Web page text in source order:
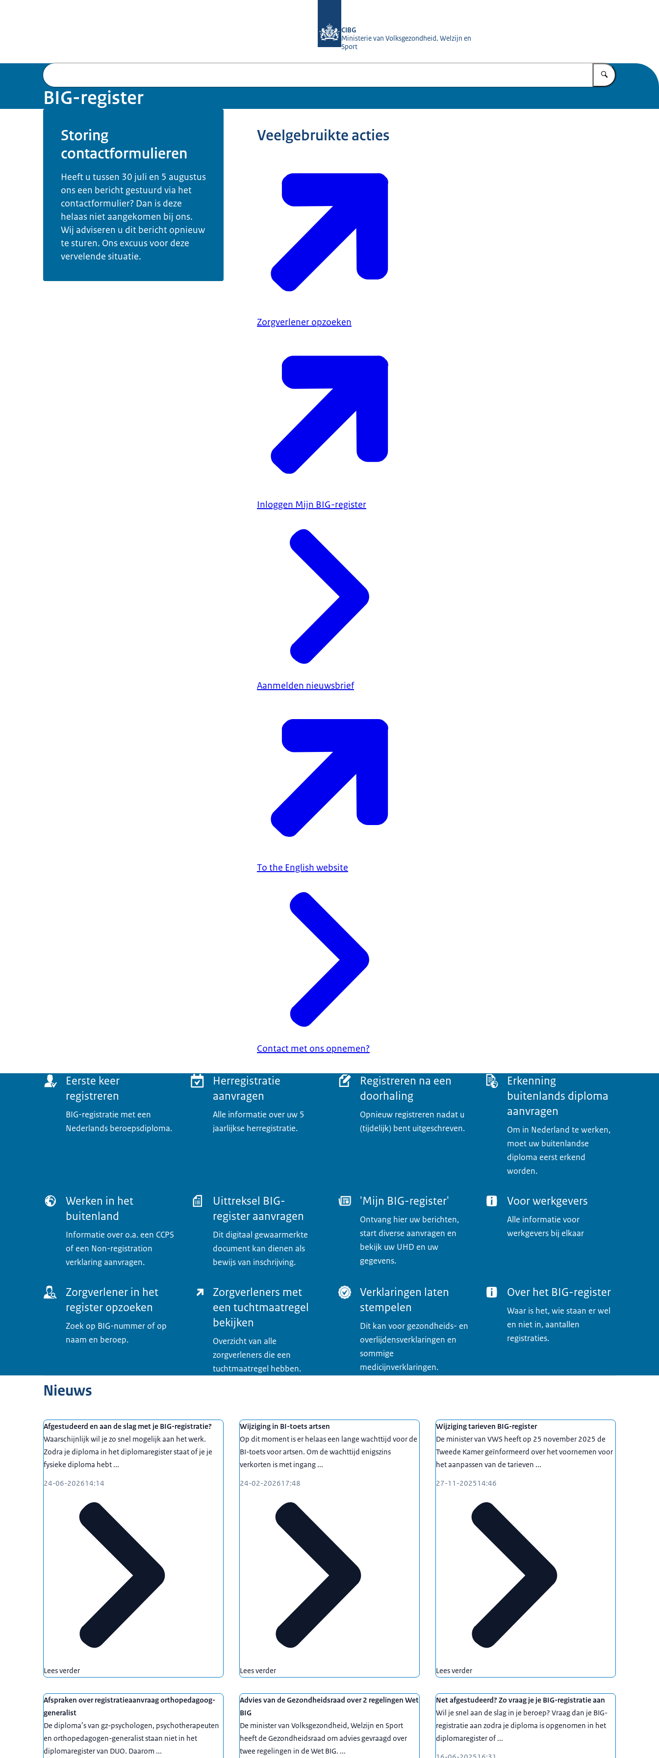
CIBG
Ministerie van Volksgezondheid, Welzijn en
Sport
Vul in wat u
BIG-register
Storing
contactformulieren
Heeft u tussen 30 juli en 5 augustus
ons een bericht gestuurd via het
contactformulier? Dan is deze
helaas niet aangekomen bij ons.
Wij adviseren u dit bericht opnieuw
te sturen. Ons excuus voor deze
vervelende situatie.
Veelgebruikte acties
Zorgverlener opzoeken
Inloggen Mijn BIG-register
Aanmelden nieuwsbrief
To the English website
Contact met ons opnemen?
Eerste keer
registreren
BIG-registratie met een
Nederlands beroepsdiploma.
Herregistratie
aanvragen
Alle informatie over uw 5
jaarlijkse herregistratie.
Registreren na een
doorhaling
Opnieuw registreren nadat u
(tijdelijk) bent uitgeschreven.
Erkenning
buitenlands diploma
aanvragen
Om in Nederland te werken,
moet uw buitenlandse
diploma eerst erkend
worden.
Werken in het
buitenland
Informatie over o.a. een CCPS
of een Non-registration
verklaring aanvragen.
Uittreksel BIG-
register aanvragen
Dit digitaal gewaarmerkte
document kan dienen als
bewijs van inschrijving.
'Mijn BIG-register'
Ontvang hier uw berichten,
start diverse aanvragen en
bekijk uw UHD en uw
gegevens.
Voor werkgevers
Alle informatie voor
werkgevers bij elkaar
Zorgverlener in het
register opzoeken
Zoek op BIG-nummer of op
naam en beroep.
Zorgverleners met
een tuchtmaatregel
bekijken
Overzicht van alle
zorgverleners die een
tuchtmaatregel hebben.
Verklaringen laten
stempelen
Dit kan voor gezondheids- en
overlijdensverklaringen en
sommige
medicijnverklaringen.
Over het BIG-register
Waar is het, wie staan er wel
en niet in, aantallen
registraties.
Nieuws
Afgestudeerd en aan de slag met je BIG-registratie?
Waarschijnlijk wil je zo snel mogelijk aan het werk.
Zodra je diploma in het diplomaregister staat of je je
fysieke diploma hebt ...
24-06-202614:14
Lees verder
Wijziging in BI-toets artsen
Op dit moment is er helaas een lange wachttijd voor de
BI-toets voor artsen. Om de wachttijd enigszins
verkorten is met ingang ...
24-02-202617:48
Lees verder
Wijziging tarieven BIG-register
De minister van VWS heeft op 25 november 2025 de
Tweede Kamer geïnformeerd over het voornemen voor
het aanpassen van de tarieven ...
27-11-202514:46
Lees verder
Afspraken over registratieaanvraag orthopedagoog-
generalist
De diploma’s van gz-psychologen, psychotherapeuten
en orthopedagogen-generalist staan niet in het
diplomaregister van DUO. Daarom ...
Advies van de Gezondheidsraad over 2 regelingen Wet
BIG
De minister van Volksgezondheid, Welzijn en Sport
heeft de Gezondheidsraad om advies gevraagd over
twee regelingen in de Wet BIG. ...
Net afgestudeerd? Zo vraag je je BIG-registratie aan
Wil je snel aan de slag in je beroep? Vraag dan je BIG-
registratie aan zodra je diploma is opgenomen in het
diplomaregister of ...